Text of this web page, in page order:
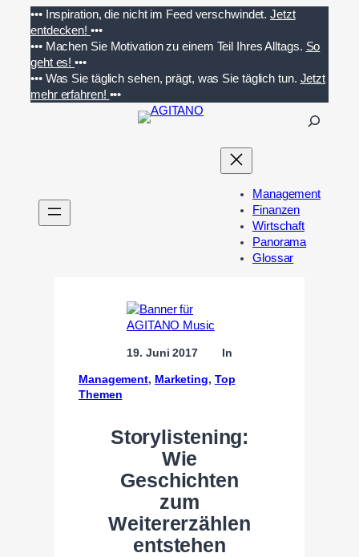
Inhalt
springen
••• Inspiration, die nicht im Feed verschwindet. Jetzt
entdecken! •••
••• Machen Sie Motivation zu einem Teil Ihres Alltags. So
geht es!•••
••• Was Sie täglich sehen, prägt, was Sie täglich tun. Jetzt
mehr erfahren! •••
n
Management
Finanzen
Wirtschaft
Panorama
Glossar
19. Juni 2017 In
Management, Marketing, Top
Themen
Storylistening:
Wie
Geschichten
zum
Weitererzählen
entstehen